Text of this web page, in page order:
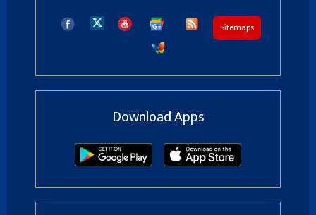
Sitemaps
Download Apps